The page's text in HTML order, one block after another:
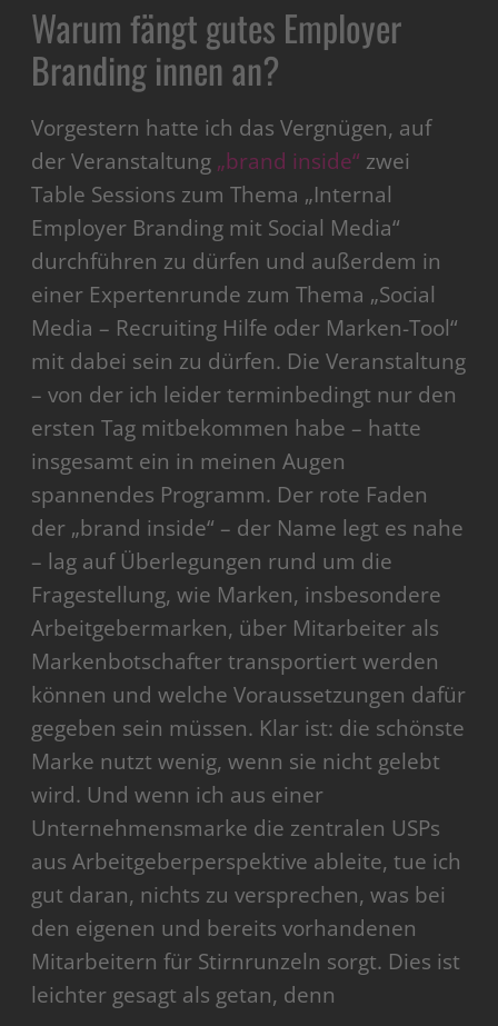
Warum fängt gutes Employer
Branding innen an?
Vorgestern hatte ich das Vergnügen, auf
der Veranstaltung „brand inside“ zwei
Table Sessions zum Thema „Internal
Employer Branding mit Social Media“
durchführen zu dürfen und außerdem in
einer Expertenrunde zum Thema „Social
Media – Recruiting Hilfe oder Marken-Tool“
mit dabei sein zu dürfen. Die Veranstaltung
– von der ich leider terminbedingt nur den
ersten Tag mitbekommen habe – hatte
insgesamt ein in meinen Augen
spannendes Programm. Der rote Faden
der „brand inside“ – der Name legt es nahe
– lag auf Überlegungen rund um die
Fragestellung, wie Marken, insbesondere
Arbeitgebermarken, über Mitarbeiter als
Markenbotschafter transportiert werden
können und welche Voraussetzungen dafür
gegeben sein müssen. Klar ist: die schönste
Marke nutzt wenig, wenn sie nicht gelebt
wird. Und wenn ich aus einer
Unternehmensmarke die zentralen USPs
aus Arbeitgeberperspektive ableite, tue ich
gut daran, nichts zu versprechen, was bei
den eigenen und bereits vorhandenen
Mitarbeitern für Stirnrunzeln sorgt. Dies ist
leichter gesagt als getan, denn